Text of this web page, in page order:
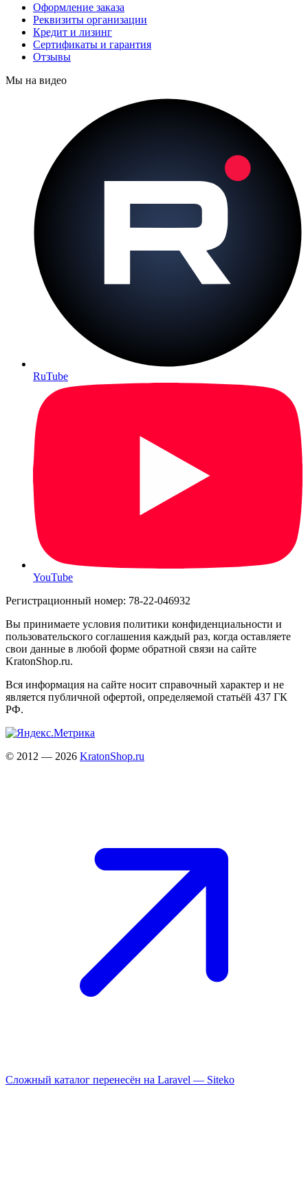
Оформление заказа
Реквизиты организации
Кредит и лизинг
Сертификаты и гарантия
Отзывы
Мы на видео
RuTube
YouTube
Регистрационный номер: 78-22-046932
Вы принимаете условия политики конфиденциальности и
пользовательского соглашения каждый раз, когда оставляете
свои данные в любой форме обратной связи на сайте
KratonShop.ru.
Вся информация на сайте носит справочный характер и не
является публичной офертой, определяемой статьёй 437 ГК
РФ.
© 2012 — 2026 KratonShop.ru
Сложный каталог перенесён на Laravel — Siteko